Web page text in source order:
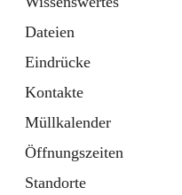
Dateien
Eindrücke
Kontakte
Müllkalender
Öffnungszeiten
Standorte